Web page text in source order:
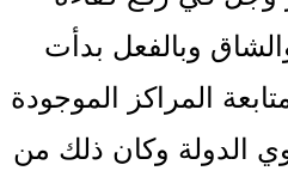
وبالفعل بدأت
المراكز الموجودة
الدولة وكان ذلك من